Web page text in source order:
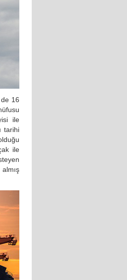
16
ile
tarihi
ile